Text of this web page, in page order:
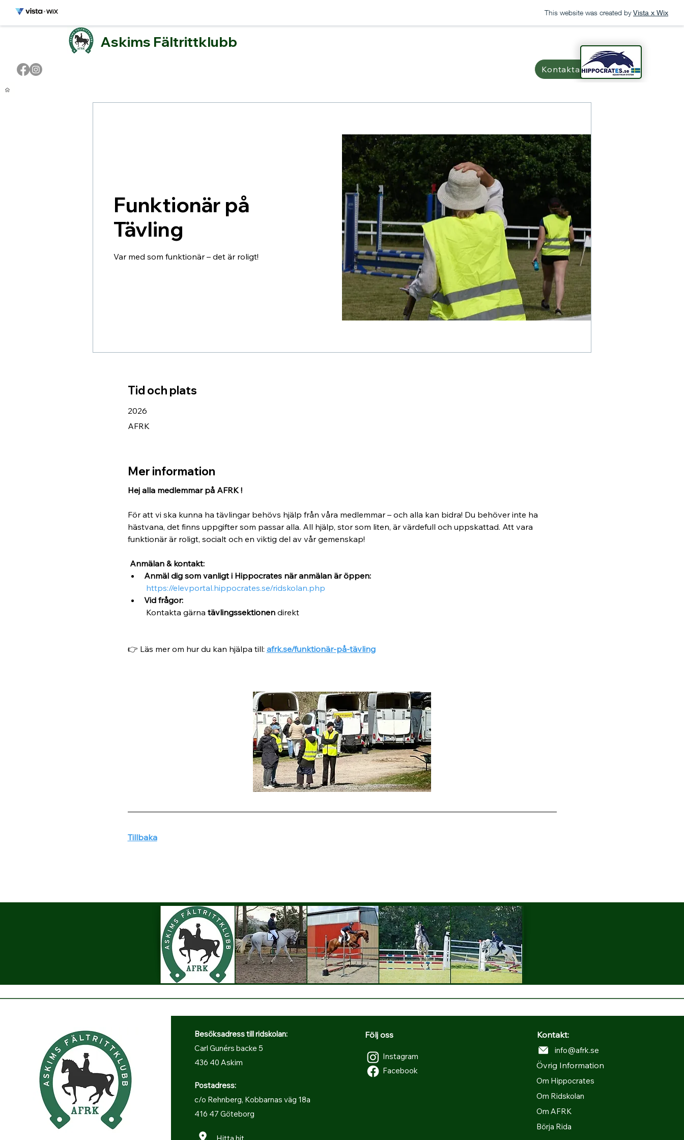
This website was created by Vista x Wix
Askims Fältrittklubb
Kontakta oss
Funktionär på
Tävling
Var med som funktionär – det är roligt!
Tid och plats
2026
AFRK
Mer information
Hej alla medlemmar på AFRK !
För att vi ska kunna ha tävlingar behövs hjälp från våra medlemmar – och alla kan bidra! Du behöver inte ha
hästvana, det finns uppgifter som passar alla. All hjälp, stor som liten, är värdefull och uppskattad. Att vara
funktionär är roligt, socialt och en viktig del av vår gemenskap!
Anmälan & kontakt:
Anmäl dig som vanligt i Hippocrates när anmälan är öppen:
https://elevportal.hippocrates.se/ridskolan.php
Vid frågor:
Kontakta gärna tävlingssektionen direkt
👉 Läs mer om hur du kan hjälpa till: afrk.se/funktionär-på-tävling
Tillbaka
Besöksadress till ridskolan:
Carl Gunérs backe 5
436 40 Askim
Postadress:
c/o Rehnberg, Kobbarnas väg 18a
416 47 Göteborg
Följ oss
Instagram
Facebook
Kontakt:
Övrig Information
info@afrk.se
Om Hippocrates
Om Ridskolan
Om AFRK
Börja Rida